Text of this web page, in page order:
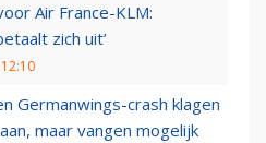
Air France-KLM:
zich uit’
Germanwings-crash klagen
maar vangen mogelijk